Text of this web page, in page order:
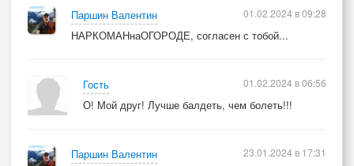
Паршин Валентин
НАРКОМАНнаОГОРОДЕ, согласен с тобой...
01.02.2024 в 09:28
Гость
О! Мой друг! Лучше балдеть, чем болеть!!!
01.02.2024 в 06:56
Паршин Валентин
23.01.2024 в 17:31